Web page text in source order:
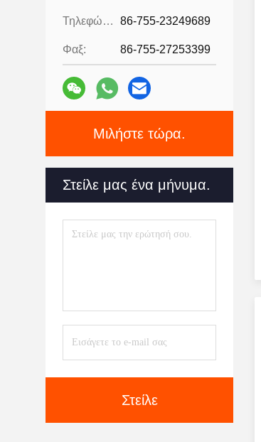
Τηλεφώνημα: 86-755-23249689
Φαξ: 86-755-27253399
Μιλήστε τώρα.
Στείλε μας ένα μήνυμα.
Στείλε